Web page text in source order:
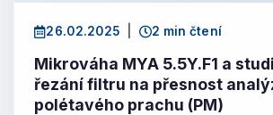
26.02.2025 2 min čtení
Mikrováha MYA 5.5Y.F1 a
řezání filtru na přesnost
polétavého prachu (PM)